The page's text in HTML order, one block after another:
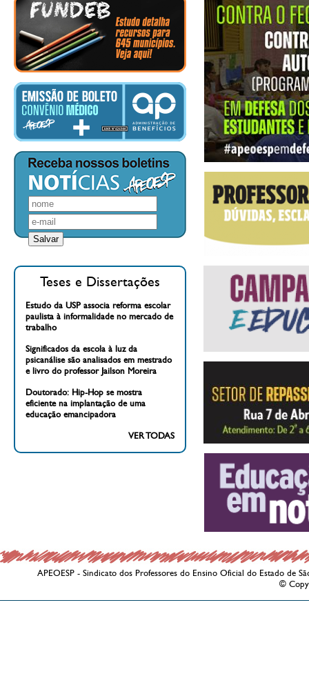
Teses e Dissertações
Estudo da USP associa reforma escolar
paulista à informalidade no mercado de
trabalho
Significados da escola à luz da
psicanálise são analisados em mestrado
e livro do professor Jailson Moreira
Doutorado: Hip-Hop se mostra
eficiente na implantação de uma
educação emancipadora
VER TODAS
APEOESP - Sindicato dos Professores do Ensino Oficial do Estado de
©